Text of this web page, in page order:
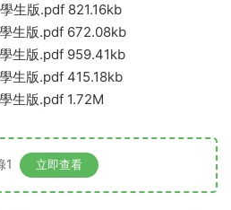
生版.pdf 821.16kb
生版.pdf 672.08kb
生版.pdf 959.41kb
生版.pdf 415.18kb
生版.pdf 1.72M
1 立即查看